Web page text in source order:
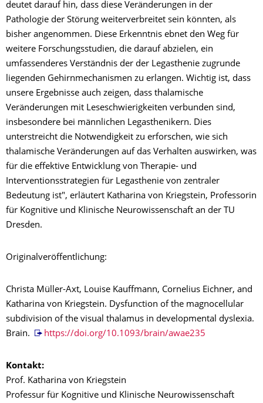
deutet darauf hin, dass diese Veränderungen in der
Pathologie der Störung weiterverbreitet sein könnten, als
bisher angenommen. Diese Erkenntnis ebnet den Weg für
weitere Forschungsstudien, die darauf abzielen, ein
umfassenderes Verständnis der der Legasthenie zugrunde
liegenden Gehirnmechanismen zu erlangen. Wichtig ist, dass
unsere Ergebnisse auch zeigen, dass thalamische
Veränderungen mit Leseschwierigkeiten verbunden sind,
insbesondere bei männlichen Legasthenikern. Dies
unterstreicht die Notwendigkeit zu erforschen, wie sich
thalamische Veränderungen auf das Verhalten auswirken, was
für die effektive Entwicklung von Therapie- und
Interventionsstrategien für Legasthenie von zentraler
Bedeutung ist", erläutert Katharina von Kriegstein, Professorin
für Kognitive und Klinische Neurowissenschaft an der TU
Dresden.
Originalveröffentlichung:
Christa Müller-Axt, Louise Kauffmann, Cornelius Eichner, and
Katharina von Kriegstein. Dysfunction of the magnocellular
subdivision of the visual thalamus in developmental dyslexia.
Brain.
https://doi.org/10.1093/brain/awae235
Kontakt:
Prof. Katharina von Kriegstein
Professur für Kognitive und Klinische Neurowissenschaft